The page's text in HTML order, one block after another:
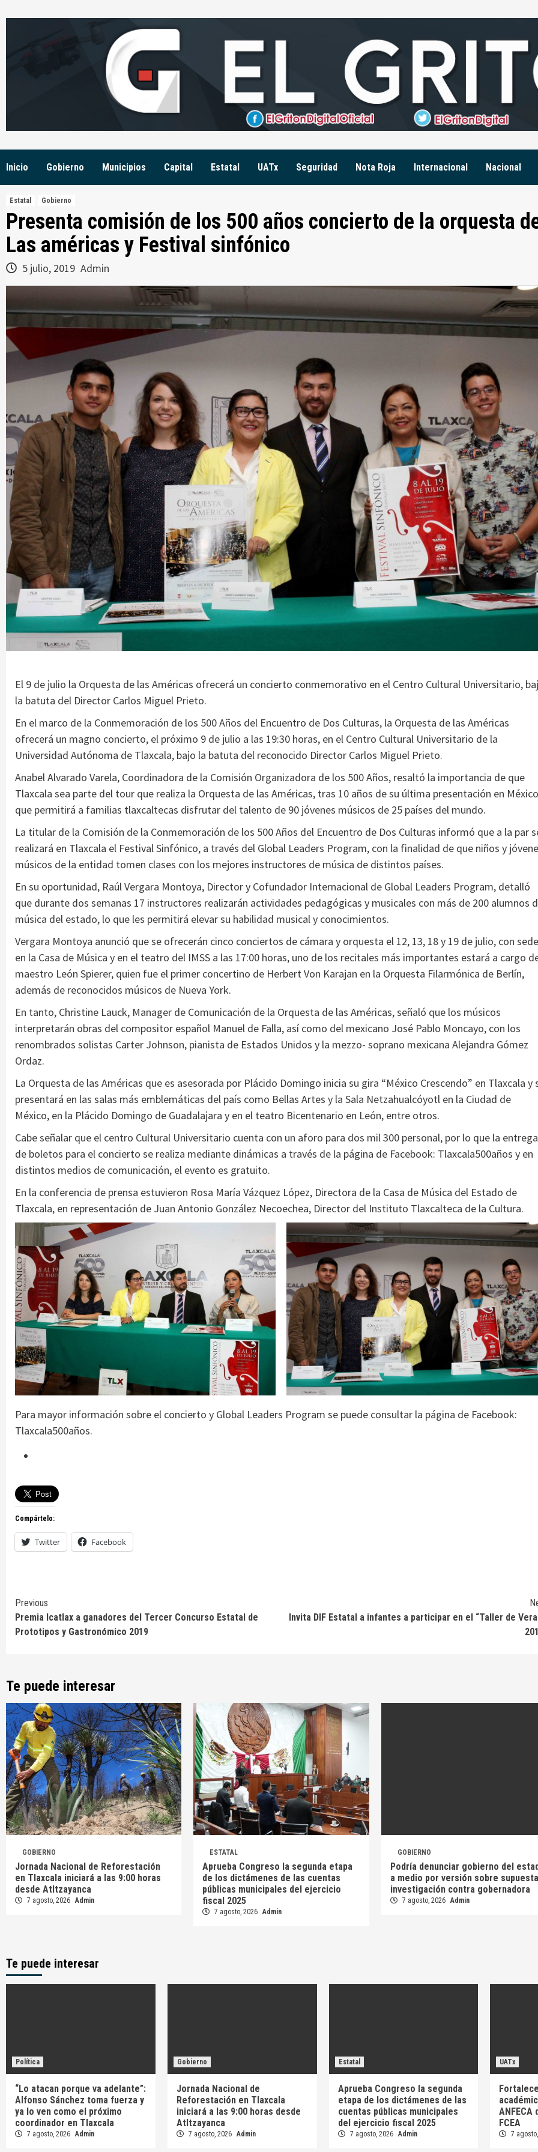
to
Inicio Gobierno Municipios Capital Estatal UATx Seguridad Nota Roja Internacional Nacional
Estatal Gobierno
Presenta comisión de los 500 años concierto de la orquesta
Las américas y Festival sinfónico
5 julio, 2019 Admin
El 9 de julio la Orquesta de las Américas ofrecerá un concierto conmemorativo en el Centro Cultural Universitario,
la batuta del Director Carlos Miguel Prieto.
En el marco de la Conmemoración de los 500 Años del Encuentro de Dos Culturas, la Orquesta de las Américas
ofrecerá un magno concierto, el próximo 9 de julio a las 19:30 horas, en el Centro Cultural Universitario de la
Universidad Autónoma de Tlaxcala, bajo la batuta del reconocido Director Carlos Miguel Prieto.
Anabel Alvarado Varela, Coordinadora de la Comisión Organizadora de los 500 Años, resaltó la importancia de que
Tlaxcala sea parte del tour que realiza la Orquesta de las Américas, tras 10 años de su última presentación en
que permitirá a familias tlaxcaltecas disfrutar del talento de 90 jóvenes músicos de 25 países del mundo.
La titular de la Comisión de la Conmemoración de los 500 Años del Encuentro de Dos Culturas informó que a la par
realizará en Tlaxcala el Festival Sinfónico, a través del Global Leaders Program, con la finalidad de que niños y
músicos de la entidad tomen clases con los mejores instructores de música de distintos países.
En su oportunidad, Raúl Vergara Montoya, Director y Cofundador Internacional de Global Leaders Program, detalló
que durante dos semanas 17 instructores realizarán actividades pedagógicas y musicales con más de 200 alumnos
música del estado, lo que les permitirá elevar su habilidad musical y conocimientos.
Vergara Montoya anunció que se ofrecerán cinco conciertos de cámara y orquesta el 12, 13, 18 y 19 de julio, con
en la Casa de Música y en el teatro del IMSS a las 17:00 horas, uno de los recitales más importantes estará a cargo
maestro León Spierer, quien fue el primer concertino de Herbert Von Karajan en la Orquesta Filarmónica de Berlín,
además de reconocidos músicos de Nueva York.
En tanto, Christine Lauck, Manager de Comunicación de la Orquesta de las Américas, señaló que los músicos
interpretarán obras del compositor español Manuel de Falla, así como del mexicano José Pablo Moncayo, con los
renombrados solistas Carter Johnson, pianista de Estados Unidos y la mezzo- soprano mexicana Alejandra Gómez
Ordaz.
La Orquesta de las Américas que es asesorada por Plácido Domingo inicia su gira “México Crescendo” en Tlaxcala y
presentará en las salas más emblemáticas del país como Bellas Artes y la Sala Netzahualcóyotl en la Ciudad de
México, en la Plácido Domingo de Guadalajara y en el teatro Bicentenario en León, entre otros.
Cabe señalar que el centro Cultural Universitario cuenta con un aforo para dos mil 300 personal, por lo que la entrega
de boletos para el concierto se realiza mediante dinámicas a través de la página de Facebook: Tlaxcala500años y en
distintos medios de comunicación, el evento es gratuito.
En la conferencia de prensa estuvieron Rosa María Vázquez López, Directora de la Casa de Música del Estado de
Tlaxcala, en representación de Juan Antonio González Necoechea, Director del Instituto Tlaxcalteca de la Cultura.
Para mayor información sobre el concierto y Global Leaders Program se puede consultar la página de Facebook:
Tlaxcala500años.
Compártelo:
Twitter Facebook
Continue
Reading
Previous
Premia Icatlax a ganadores del Tercer Concurso Estatal de
Prototipos y Gastronómico 2019
Invita DIF Estatal a infantes a participar en el “Taller de
Te puede interesar
GOBIERNO
Jornada Nacional de Reforestación
en Tlaxcala iniciará a las 9:00 horas
desde Atltzayanca
7 agosto, 2026 Admin
ESTATAL
Aprueba Congreso la segunda etapa
de los dictámenes de las cuentas
públicas municipales del ejercicio
fiscal 2025
7 agosto, 2026 Admin
GOBIERNO
Podría denunciar gobierno del
a medio por versión sobre supuesta
investigación contra gobernadora
7 agosto, 2026 Admin
Te puede interesar
Política
“Lo atacan porque va adelante”:
Alfonso Sánchez toma fuerza y
ya lo ven como el próximo
coordinador en Tlaxcala
7 agosto, 2026 Admin
Gobierno
Jornada Nacional de
Reforestación en Tlaxcala
iniciará a las 9:00 horas desde
Atltzayanca
7 agosto, 2026 Admin
Estatal
Aprueba Congreso la segunda
etapa de los dictámenes de las
cuentas públicas municipales
del ejercicio fiscal 2025
7 agosto, 2026 Admin
UATx
FCEA
7